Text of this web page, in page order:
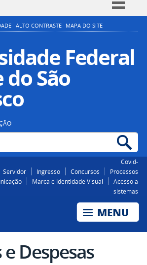
Simplifique!
Participe
Acesso à informação
Legislação
ALTO CONTRASTE MAPA DO SITE
Federal
do São
Covid-
Servidor Ingresso Concursos
Processos
Marca e Identidade Visual
Acesso a
sistemas
e Despesas